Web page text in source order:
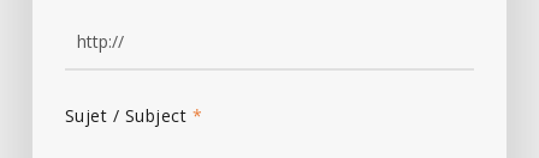
Sujet / Subject *